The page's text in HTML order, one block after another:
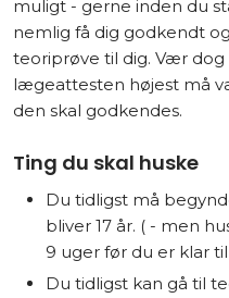
muligt - gerne inden du
nemlig få dig godkendt
teoriprøve til dig. Vær
lægeattesten højest må
den skal godkendes.
​Ting du skal huske
Du tidligst må
bliver 17 år. ( - men
9 uger før du er klar til
Du tidligst kan gå til